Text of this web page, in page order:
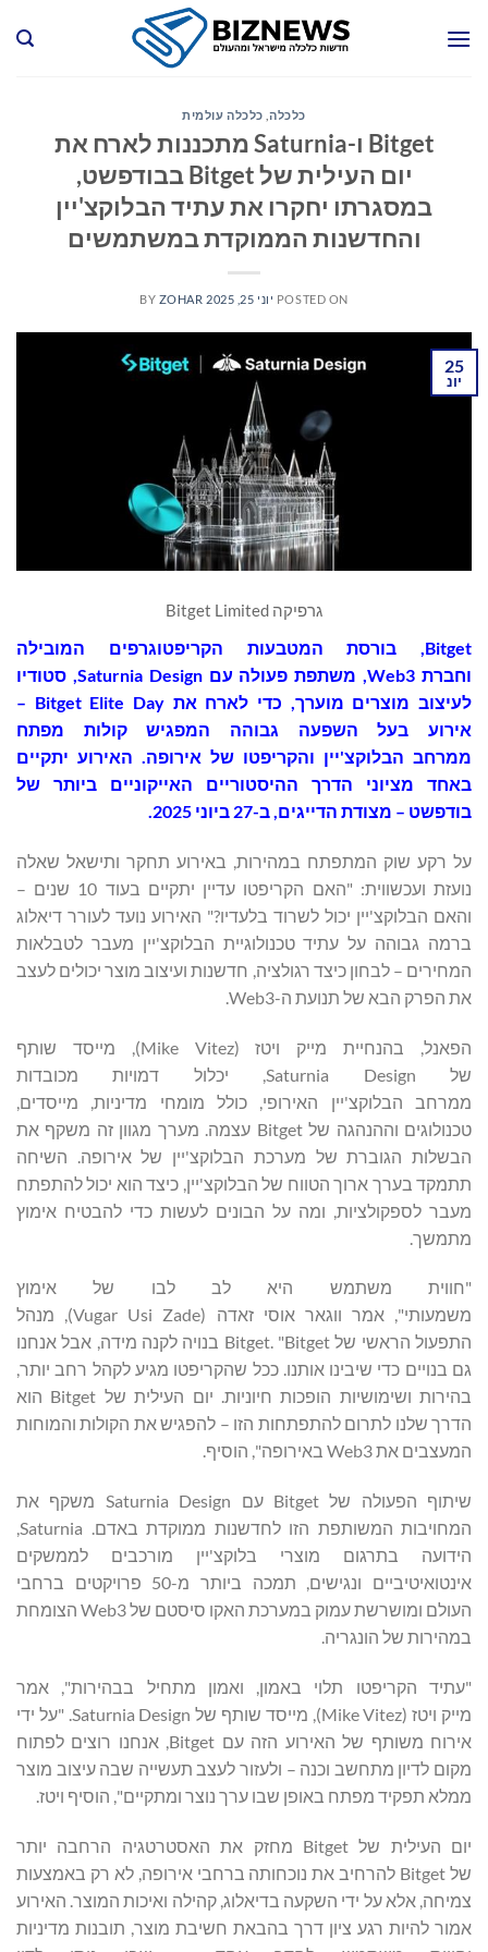
כלכלה, כלכלה עולמית
Bitget ו-Saturnia מתכננות לארח את
יום העילית של Bitget בבודפשט,
במסגרתו יחקרו את עתיד הבלוקצ'יין
והחדשנות הממוקדת במשתמשים
POSTED ON יוני 25, 2025 BY ZOHAR
25
יונ
גרפיקה Bitget Limited
Bitget, בורסת המטבעות הקריפטוגרפים המובילה
וחברת Web3, משתפת פעולה עם Saturnia Design, סטודיו
לעיצוב מוצרים מוערך, כדי לארח את Bitget Elite Day –
אירוע בעל השפעה גבוהה המפגיש קולות מפתח
ממרחב הבלוקצ'יין והקריפטו של אירופה. האירוע יתקיים
באחד מציוני הדרך ההיסטוריים האייקוניים ביותר של
בודפשט – מצודת הדייגים, ב-27 ביוני 2025.
על רקע שוק המתפתח במהירות, באירוע תחקר ותישאל שאלה
נועזת ועכשווית: "האם הקריפטו עדיין יתקיים בעוד 10 שנים –
והאם הבלוקצ'יין יכול לשרוד בלעדיו?" האירוע נועד לעורר דיאלוג
ברמה גבוהה על עתיד טכנולוגיית הבלוקצ'יין מעבר לטבלאות
המחירים – לבחון כיצד רגולציה, חדשנות ועיצוב מוצר יכולים לעצב
את הפרק הבא של תנועת ה-Web3.
הפאנל, בהנחיית מייק ויטז (Mike Vitez), מייסד שותף
של Saturnia Design, יכלול דמויות מכובדות
ממרחב הבלוקצ'יין האירופי, כולל מומחי מדיניות, מייסדים,
טכנולוגים וההנהגה של Bitget עצמה. מערך מגוון זה משקף את
הבשלות הגוברת של מערכת הבלוקצ'יין של אירופה. השיחה
תתמקד בערך ארוך הטווח של הבלוקצ'יין, כיצד הוא יכול להתפתח
מעבר לספקולציות, ומה על הבונים לעשות כדי להבטיח אימוץ
מתמשך.
"חווית משתמש היא לב לבו של אימוץ
משמעותי", אמר ווגאר אוסי זאדה (Vugar Usi Zade), מנהל
התפעול הראשי של Bitget. "Bitget בנויה לקנה מידה, אבל אנחנו
גם בנויים כדי שיבינו אותנו. ככל שהקריפטו מגיע לקהל רחב יותר,
בהירות ושימושיות הופכות חיוניות. יום העילית של Bitget הוא
הדרך שלנו לתרום להתפתחות הזו – להפגיש את הקולות והמוחות
המעצבים את Web3 באירופה", הוסיף.
שיתוף הפעולה של Bitget עם Saturnia Design משקף את
המחויבות המשותפת הזו לחדשנות ממוקדת באדם. Saturnia,
הידועה בתרגום מוצרי בלוקצ'יין מורכבים לממשקים
אינטואיטיביים ונגישים, תמכה ביותר מ-50 פרויקטים ברחבי
העולם ומושרשת עמוק במערכת האקו סיסטם של Web3 הצומחת
במהירות של הונגריה.
"עתיד הקריפטו תלוי באמון, ואמון מתחיל בבהירות", אמר
מייק ויטז (Mike Vitez), מייסד שותף של Saturnia Design. "על ידי
אירוח משותף של האירוע הזה עם Bitget, אנחנו רוצים לפתוח
מקום לדיון מתחשב וכנה – ולעזור לעצב תעשייה שבה עיצוב מוצר
ממלא תפקיד מפתח באופן שבו ערך נוצר ומתקיים", הוסיף ויטז.
יום העילית של Bitget מחזק את האסטרטגיה הרחבה יותר
של Bitget להרחיב את נוכחותה ברחבי אירופה, לא רק באמצעות
צמיחה, אלא על ידי השקעה בדיאלוג, קהילה ואיכות המוצר. האירוע
אמור להיות רגע ציון דרך בהבאת חשיבת מוצר, תובנות מדיניות